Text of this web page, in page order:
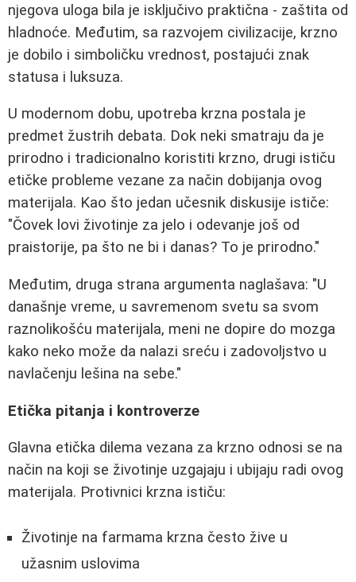
njegova uloga bila je isključivo praktična - zaštita od
hladnoće. Međutim, sa razvojem civilizacije, krzno
je dobilo i simboličku vrednost, postajući znak
statusa i luksuza.
U modernom dobu, upotreba krzna postala je
predmet žustrih debata. Dok neki smatraju da je
prirodno i tradicionalno koristiti krzno, drugi ističu
etičke probleme vezane za način dobijanja ovog
materijala. Kao što jedan učesnik diskusije ističe:
"Čovek lovi životinje za jelo i odevanje još od
praistorije, pa što ne bi i danas? To je prirodno."
Međutim, druga strana argumenta naglašava: "U
današnje vreme, u savremenom svetu sa svom
raznolikošću materijala, meni ne dopire do mozga
kako neko može da nalazi sreću i zadovoljstvo u
navlačenju lešina na sebe."
Etička pitanja i kontroverze
Glavna etička dilema vezana za krzno odnosi se na
način na koji se životinje uzgajaju i ubijaju radi ovog
materijala. Protivnici krzna ističu:
Životinje na farmama krzna često žive u
užasnim uslovima